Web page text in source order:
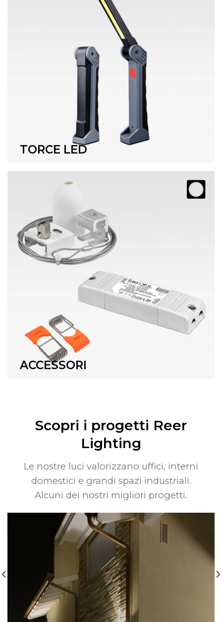
TORCE LED
ACCESSORI
Scopri i progetti Reer
Lighting
Le nostre luci valorizzano uffici, interni
domestici e grandi spazi industriali.
Alcuni dei nostri migliori progetti.